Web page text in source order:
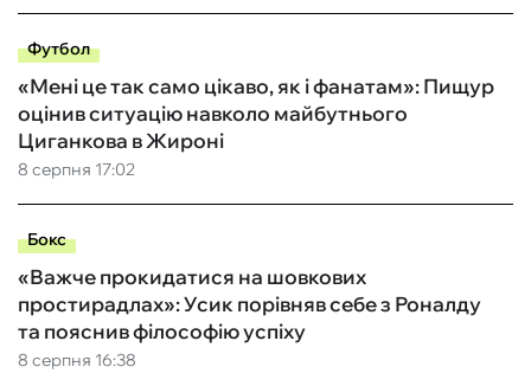
Футбол
8 серпня 17:02
«Мені це так само цікаво, як і фанатам»: Пищур
оцінив ситуацію навколо майбутнього
Циганкова в Жироні
Бокс
8 серпня 16:38
«Важче прокидатися на шовкових
простирадлах»: Усик порівняв себе з Роналду
та пояснив філософію успіху